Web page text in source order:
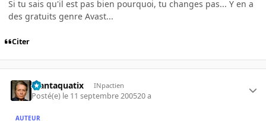
Si tu sais qu'il est pas bien pourquoi, tu changes pas... Y en a
des gratuits genre Avast...
Citer
Plantaquatix INpactien
Posté(e) le 11 septembre 200520 a
AUTEUR